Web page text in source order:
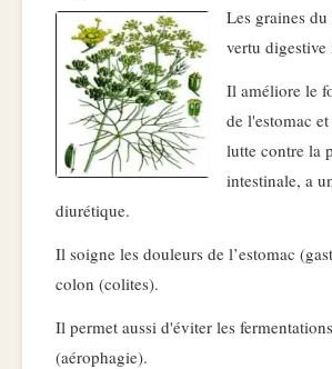
Les graines
vertu
Il améliore le
de l'estomac
lutte contre la
intestinale, a
diurétique.
Il soigne les douleurs de l’estomac
colon (colites).
Il permet aussi d'éviter les
(aérophagie).